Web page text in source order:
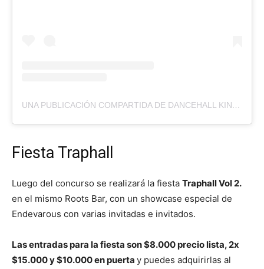
UNA PUBLICACIÓN COMPARTIDA DE DANCEHALL KING CHILE
Fiesta Traphall
Luego del concurso se realizará la fiesta Traphall Vol 2.
en el mismo Roots Bar, con un showcase especial de
Endevarous con varias invitadas e invitados.
Las entradas para la fiesta son $8.000 precio lista, 2x
$15.000 y $10.000 en puerta y puedes adquirirlas al